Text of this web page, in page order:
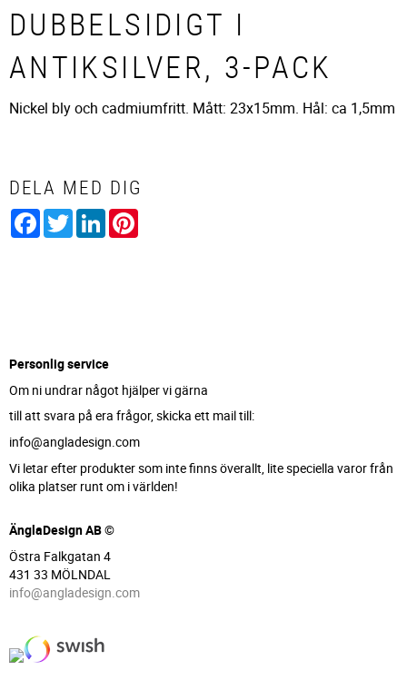
DUBBELSIDIGT I
ANTIKSILVER, 3-PACK
Nickel bly och cadmiumfritt. Mått: 23x15mm. Hål: ca 1,5mm
DELA MED DIG
Facebook
TwitterLinkedIn
Personlig service
Om ni undrar något hjälper vi gärna
till att svara på era frågor, skicka ett mail till:
info@angladesign.com
Vi letar efter produkter som inte finns överallt, lite speciella varor från
olika platser runt om i världen!
ÄnglaDesign AB ©
Östra Falkgatan 4
431 33 MÖLNDAL
info@angladesign.com